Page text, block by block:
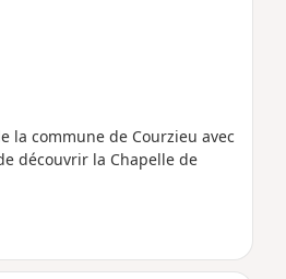
la commune de Courzieu avec
découvrir la Chapelle de